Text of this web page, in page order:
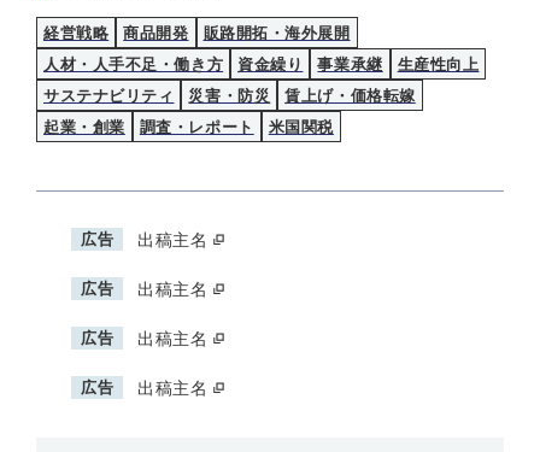
経営戦略 商品開発
販路開拓・海外展開
人材・人手不足・働き方
資金繰り 事業承継
生産性向上
サステナビリティ
災害・防災
賃上げ・価格転嫁
起業・創業
調査・レポート 米国関税
広告 出稿主名
広告 出稿主名
広告 出稿主名
広告 出稿主名